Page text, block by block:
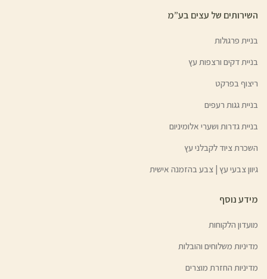
השירותים של עצים בע”מ
בניית פרגולות
בניית דקים ורצפות עץ
ריצוף בפרקט
בניית גגות רעפים
בניית גדרות ושערי אלומיניום
השכרת ציוד לקבלני עץ
גיוון צבעי עץ | צבע בהזמנה אישית
מידע נוסף
מועדון הלקוחות
מדיניות משלוחים והובלות
מדיניות החזרת מוצרים